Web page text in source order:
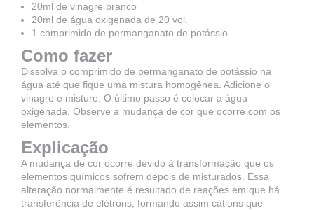
20ml de vinagre branco
20ml de água oxigenada de 20 vol.
1 comprimido de permanganato de potássio
Como fazer
Dissolva o comprimido de permanganato de potássio na
água até que fique uma mistura homogênea. Adicione o
vinagre e misture. O último passo é colocar a água
oxigenada. Observe a mudança de cor que ocorre com os
elementos.
Explicação
A mudança de cor ocorre devido à transformação que os
elementos químicos sofrem depois de misturados. Essa
alteração normalmente é resultado de reações em que há
transferência de elétrons, formando assim cátions que